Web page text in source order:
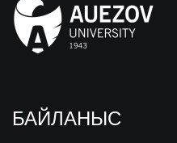
БАЙЛАНЫС